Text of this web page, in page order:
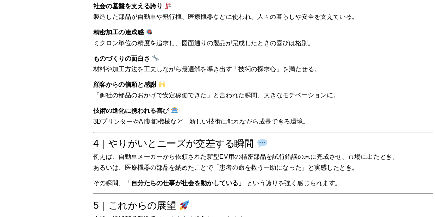
社会の基盤を支える誇り
製造した部品が自動車や飛行機、医療機器などに使われ、人々の暮らしや安全を支えている。
精密加工の達成感
ミクロン単位の精度を追求し、図面通りの製品が完成したときの喜びは格別。
ものづくりの面白さ
材料や加工方法を工夫しながら最適解を導き出す「技術の探求心」を満たせる。
顧客からの信頼と感謝
「御社の部品のおかげで安定稼働できた」と言われた瞬間、大きなモチベーションに。
技術の進化に携われる喜び
3DプリンターやAI制御機械など、新しい技術に触れながら成長できる環境。
4｜やりがいとニーズが交差する瞬間
例えば、自動車メーカーから依頼された新型EV用の精密部品を試行錯誤の末に完成させ、市場に出たとき。
あるいは、医療機器の部品を納めたことで「患者の命を救う一助になった」と実感したとき。
その瞬間、 「自分たちの仕事が社会を動かしている」 という誇りを強く感じられます。
5｜これからの展望